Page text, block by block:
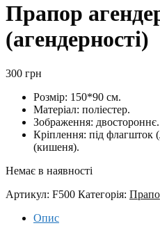
Прапор
(агендерності)
300 грн
Розмір: 150*90 см.
Матеріал: поліестер.
Зображення: двостороннє.
Кріплення: під флагшток
(кишеня).
Немає в наявності
Артикул: F500 Категорія:
Опис